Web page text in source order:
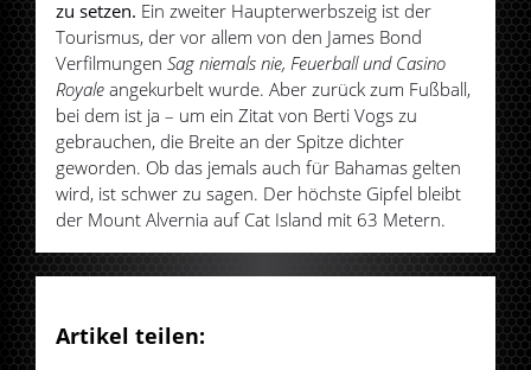
zu setzen. Ein zweiter Haupterwerbszeig ist der
Tourismus, der vor allem von den James Bond
VerfilmungenSag niemals nie, Feuerball und Casino
Royale angekurbelt wurde. Aber zurück zum Fußball,
bei dem ist ja – um ein Zitat von Berti Vogs zu
gebrauchen, die Breite an der Spitze dichter
geworden. Ob das jemals auch für Bahamas gelten
wird, ist schwer zu sagen. Der höchste Gipfel bleibt
der Mount Alvernia auf Cat Island mit 63 Metern.
Artikel teilen: